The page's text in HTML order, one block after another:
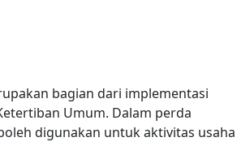
bagian dari implementasi
Umum. Dalam perda
digunakan untuk aktivitas usaha